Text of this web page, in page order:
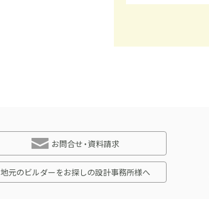
お問合せ・資料請求
地元のビルダーをお探しの設計事務所様へ